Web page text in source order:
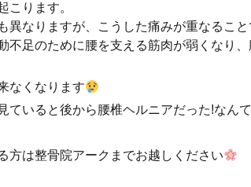
こります。
異なりますが、こうした痛みが重なること
不足のために腰を支える筋肉が弱くなり
なくなります
ていると後から腰椎ヘルニアだった!なん
方は整骨院アークまでお越しください